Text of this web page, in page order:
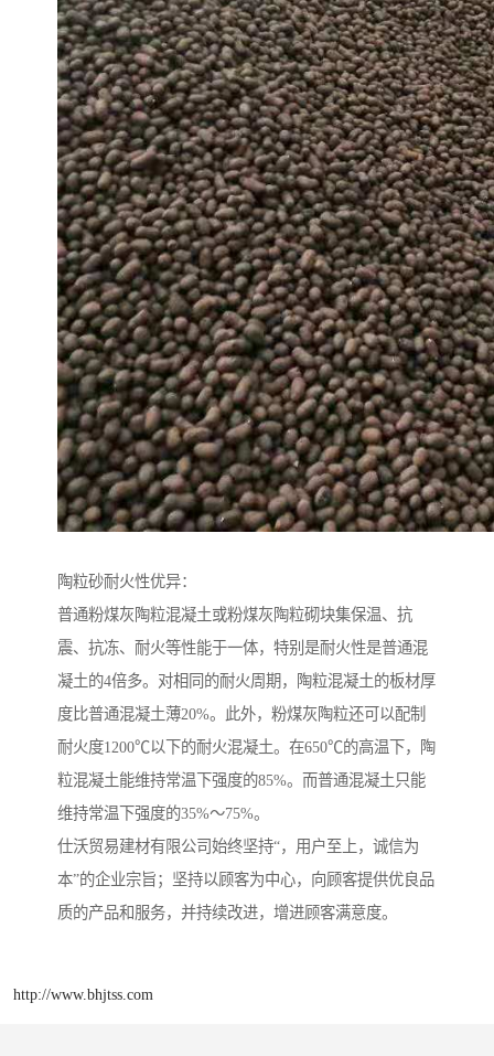
陶粒砂耐火性优异：
普通粉煤灰陶粒混凝土或粉煤灰陶粒砌块集保温、抗
震、抗冻、耐火等性能于一体，特别是耐火性是普通混
凝土的4倍多。对相同的耐火周期，陶粒混凝土的板材厚
度比普通混凝土薄20%。此外，粉煤灰陶粒还可以配制
耐火度1200℃以下的耐火混凝土。在650℃的高温下，陶
粒混凝土能维持常温下强度的85%。而普通混凝土只能
维持常温下强度的35%～75%。
仕沃贸易建材有限公司始终坚持“，用户至上，诚信为
本”的企业宗旨；坚持以顾客为中心，向顾客提供优良品
质的产品和服务，并持续改进，增进顾客满意度。
http://www.bhjtss.com